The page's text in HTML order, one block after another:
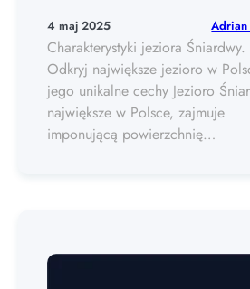
4 maj 2025
Charakterystyki jeziora Śniardwy.
Odkryj największe jezioro w
jego unikalne cechy Jezioro
największe w Polsce, zajmuje
imponującą powierzchnię…